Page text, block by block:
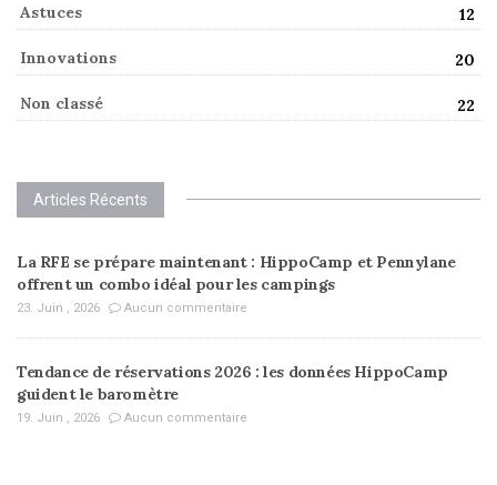
Astuces 12
Innovations 20
Non classé 22
Articles Récents
La RFE se prépare maintenant : HippoCamp et Pennylane
offrent un combo idéal pour les campings
23. Juin , 2026 Aucun commentaire
Tendance de réservations 2026 : les données HippoCamp
guident le baromètre
19. Juin , 2026 Aucun commentaire